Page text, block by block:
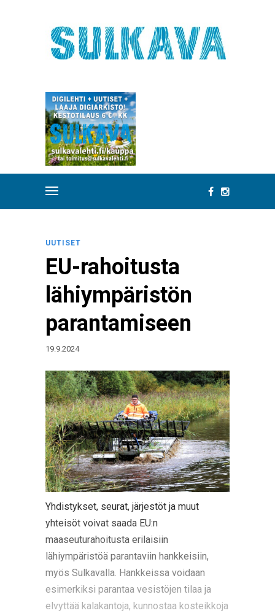
UUTISET
EU-rahoitusta
lähiympäristön
parantamiseen
19.9.2024
Yhdistykset, seurat, järjestöt ja muut
yhteisöt voivat saada EU:n
maaseuturahoitusta erilaisiin
lähiympäristöä parantaviin hankkeisiin,
myös Sulkavalla. Hankkeissa voidaan
esimerkiksi parantaa vesistöjen tilaa ja
elvyttää kalakantoja, kunnostaa kosteikkoja